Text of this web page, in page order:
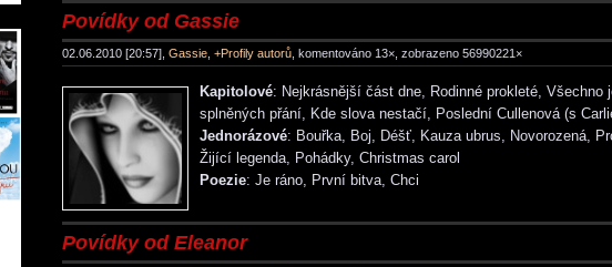
Povídky od Gassie
02.06.2010 [20:57], Gassie +Profily autorů , komentováno 13×, zobrazeno 56990221×
Kapitolové: Nejkrásnější část dne, Rodinné prokleté, Všechno
splněných přání, Kde slova nestačí, Poslední Cullenová (s
Jednorázové: Bouřka, Boj, Déšť, Kauza ubrus, Novorozená,
Žijící legenda, Pohádky, Christmas carol
Poezie: Je ráno, První bitva, Chci
Povídky od Eleanor